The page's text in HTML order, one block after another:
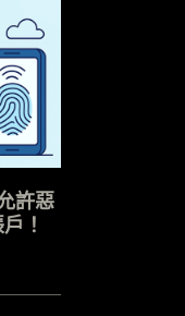
許惡
！